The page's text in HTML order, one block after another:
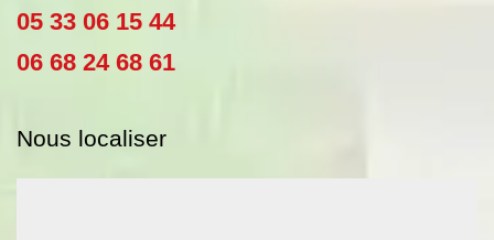
05 33 06 15 44
06 68 24 68 61
Nous localiser